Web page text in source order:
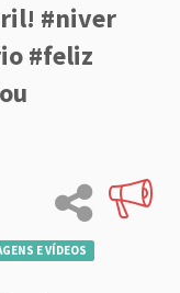
#niver
#feliz
E VÍDEOS